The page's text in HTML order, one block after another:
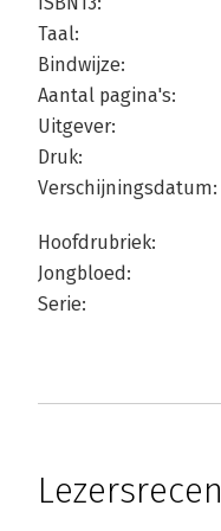
Taal:
Bindwijze:
Aantal pagina's:
Uitgever:
Druk:
Verschijningsdatum:
Hoofdrubriek:
Jongbloed:
Serie: